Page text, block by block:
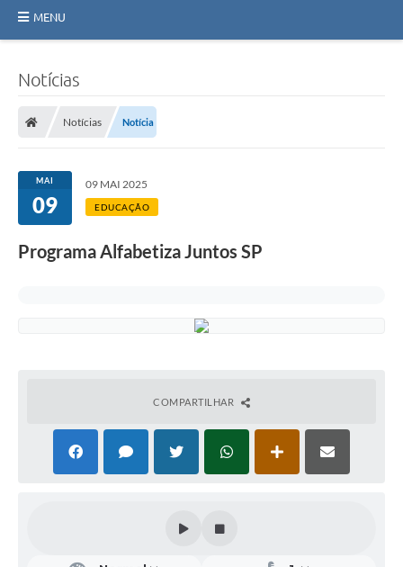
MENU
Licitações / PCA
Transparência
Notícias
Notícias Notícia
MAI
09
09 MAI 2025
EDUCAÇÃO
Programa Alfabetiza Juntos SP
COMPARTILHAR